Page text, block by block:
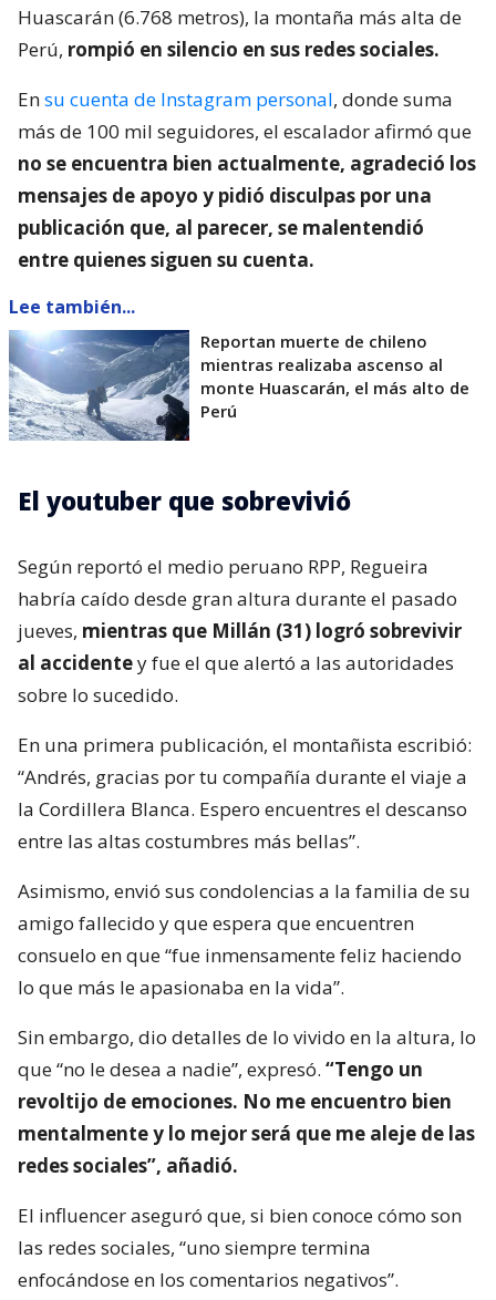
Huascarán (6.768 metros), la montaña más alta de
Perú, rompió en silencio en sus redes sociales.
Ensu cuenta de Instagram personal, donde suma
más de 100 mil seguidores, el escalador afirmó que
no se encuentra bien actualmente, agradeció los
mensajes de apoyo y pidió disculpas por una
publicación que, al parecer, se malentendió
entre quienes siguen su cuenta.
Lee también...
Reportan muerte de chileno
mientras realizaba ascenso al
monte Huascarán, el más alto de
Perú
El youtuber que sobrevivió
Según reportó el medio peruano RPP, Regueira
habría caído desde gran altura durante el pasado
jueves, mientras que Millán (31) logró sobrevivir
al accidentey fue el que alertó a las autoridades
sobre lo sucedido.
En una primera publicación, el montañista escribió:
“Andrés, gracias por tu compañía durante el viaje a
la Cordillera Blanca. Espero encuentres el descanso
entre las altas costumbres más bellas”.
Asimismo, envió sus condolencias a la familia de su
amigo fallecido y que espera que encuentren
consuelo en que “fue inmensamente feliz haciendo
lo que más le apasionaba en la vida”.
Sin embargo, dio detalles de lo vivido en la altura, lo
que “no le desea a nadie”, expresó. “Tengo un
revoltijo de emociones. No me encuentro bien
mentalmente y lo mejor será que me aleje de las
redes sociales”, añadió.
El influencer aseguró que, si bien conoce cómo son
las redes sociales, “uno siempre termina
enfocándose en los comentarios negativos”.